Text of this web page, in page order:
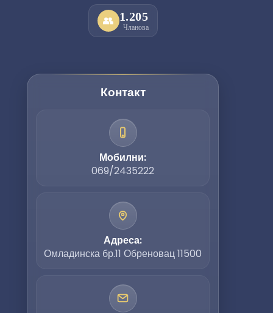
👥 1.205
Чланова
Контакт
Мобилни:
069/2435222
Адреса:
Омладинска бр.11 Обреновац 11500